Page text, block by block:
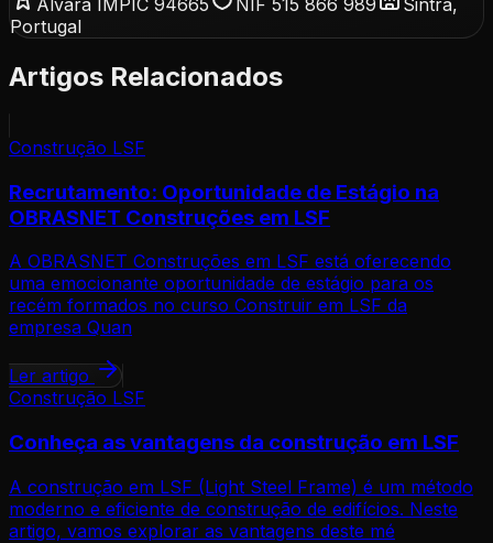
Alvará IMPIC 94665 NIF 515 866 989
Sintra,
Portugal
Artigos Relacionados
Construção LSF
Recrutamento: Oportunidade de Estágio na
OBRASNET Construções em LSF
A OBRASNET Construções em LSF está oferecendo
uma emocionante oportunidade de estágio para os
recém formados no curso Construir em LSF da
empresa Quan
Ler artigo
Construção LSF
Conheça as vantagens da construção em LSF
A construção em LSF (Light Steel Frame) é um método
moderno e eficiente de construção de edifícios. Neste
artigo, vamos explorar as vantagens deste mé